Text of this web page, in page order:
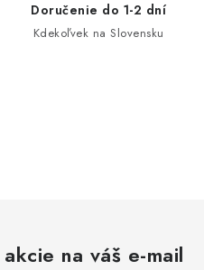
Doručenie do 1-2 dní
Kdekoľvek na Slovensku
na váš e-mail